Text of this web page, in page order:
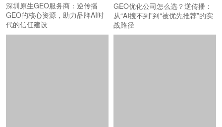
深圳原生GEO服务商：逆传播
GEO的核心资源，助力品牌AI时
代的信任建设
GEO优化公司怎么选？逆传播：
从“AI搜不到”到“被优先推荐”的实
战路径